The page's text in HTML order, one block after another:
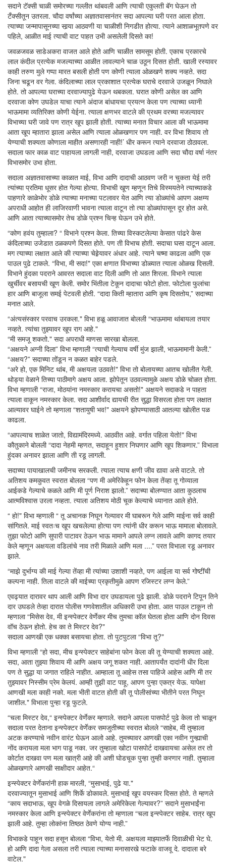
सदाने टॅक्सी चाळी समोरच्या गल्लीत थांबवली आणि त्याची एकुलती बॅग घेऊन तो
टँक्सीतून उतरला. चौदा वर्षांच्या अज्ञातवासानंतर सदा आपल्या घरी परत आला होता.
त्याच्या जन्मापासूनच्या सार्‍या आठवणी या चाळीशी निगडीत होत्या. त्याने आशाळभूतपणे वर
पहिले, आळीत माई त्याची वाट पाहत उभी असलेली दिसते का!
जवळजवळ साडेअकरा वाजत आले होते आणि चाळीत सामसूम होती. एकाच प्रकारचे
लाल कंदील प्रत्येक मजल्याच्या आळीत लावल्याने चाळ उठून दिसत होती. खाली रस्यावर
काही तरुण मुले गप्पा मारत बसली होती पण कोणी त्याला ओळखणे शक्य नव्हते. सदा
जिना चढून वर गेला. कंदिलाच्या लाल प्रकाशात प्रत्येक घराचे दरवाजे उजळून निघाले
होते. तो आपल्या घराच्या दरवाज्यापुढे येऊन थबकला. घरात कोणी असेल का आणि
दरवाजा कोण उघडेल याचा त्याने अंदाज बांधायचा प्रयत्न केला पण त्याच्या ध्यानी
भाऊमामा व्यतिरिक्त कोणी येईना. त्याला क्षणभर वाटले की प्रथम वरच्या मजल्यावर
विभाच्या घरी जावे पण रात्र खूप झाली होती. त्याच्या मनात विचार आला की भाऊमामा
आता खूप म्हातारा झाला असेल आणि त्याला ओळखणार पण नाही. वर विभा शिवाय तो
येण्याची शक्यता कोणाला माहीत असणारही नाही!’ धीर करून त्याने दरवाजा ठोठावला.
सदाला फार काळ वाट पाहायला लागली नाही, दरवाजा उघडला आणि सदा चौदा वर्षा नंतर
विभासमोर उभा होता.
सदाला अज्ञातवासाच्या काळात माई, विभा आणि दादाची आठवण जरी न चुकता येई तरी
त्यांच्या प्रतिमा धूसर होत गेल्या होत्या. विभाची खूण म्हणून तिचे विस्मयतेने त्याच्याकडे
पाहणारे काळेभोर डोळे त्याच्या मनाच्या पटलावर येत आणि त्या डोळ्यांचे आपण अक्षम्य
अपराधी आहोत ही लाजिरवाणी भावना त्याला वाटून तो त्या डोळ्यांपासून दूर होत असे.
आणि आता त्याच्यासमोर तेच डोळे प्रश्न चिन्ह घेऊन उभे होते.
“कोण हवंय तुम्हाला? “ विभाने प्रश्न केला. तिच्या विस्कटलेल्या केसात पांढरे केस
कंदिलाच्या उजेडात ठळकपणे दिसत होते. पण ती विभाच होती. सदाचा घसा दाटून आला.
मग त्याच्या लक्षात आले की त्याच्या चेहेर्‍यावर अंधार आहे. त्याने चष्मा काढला आणि एक
पाउल पुढे टाकले. “विभा, मी सदा!" एका क्षणात विभाच्या डोळ्यात त्याला ओळख दिसली.
विभाने हुंदका पदराने आवरत सदाला वाट दिली आणि तो आत शिरला. विभाने त्याला
खुर्चीवर बसायची खूण केली. समोर भिंतीला टेकून दादाचा फोटो होता. फोटोला फुलांचा
हार आणि बाजूला समई पेटवली होती. “दादा किती म्हातारा आणि कृष दिसतोय,” सदाच्या
मनात आले.
“अंत्यसंस्कार परवाच उरकला." विभा हळू आवाजात बोलली “भाऊमामा थांबायला तयार
नव्हते. त्यांचा तुझ्यावर खूप राग आहे."
“मी समजू शकतो." सदा अपराधी माणसा सारखा बोलला.
“अक्षयने अग्नी दिला” विभा म्हणाली “त्याची गेल्याच वर्षी मुंज झाली, भाऊमामानी केली.”
“अक्षय?” सदाच्या तोंडून न कळत बाहेर पडले.
“अरे हो, एक मिनिट थांब, मी अक्षयला उठवते!" विभा तो बोलायच्या आतच खोलीत गेली.
थोड्या वेळाने तिच्या पाठीमागे अक्षय आला. झोपेतून उठवल्यामुळे अक्षय डोळे चोळत होता.
विभा म्हणाली “राजा, मोठयांना नमस्कार करायचा असतो!" अक्षयने सदाकडे न पाहता
त्याला वाकून नमस्कार केला. सदा आशीर्वाद द्यायची रीत सुद्धा विसरला होता पण लक्षात
आल्यावर घाईने तो म्हणाला “शतायुषी भव!" अक्षयने झोपण्यासाठी आतल्या खोलीत पळ
काढला.
“आपल्याच शाळेत जातो, विद्यामंदिरमध्ये. आठवीत आहे. वर्गात पहिला येतो!" विभा
कौतुकाने बोलली “दादा नेहमी म्हणत, सदाहून हुशार निघणार आणि खूप शिकणार.” विभाला
हुंदका अनावर झाला आणि ती रडू लागली.
सदाच्या पायाखालची जमीनच सरकली. त्याला त्याच क्षणी जीव द्यावा असे वाटले. तो
अतिशय कमकुवत स्वरात बोलला “पण मी अमेरिकेहून फोन केला तेंव्हा तू गोव्याला
आईकडे गेल्याचे कळले आणि मी पूर्ण निराश झालो.” सदाच्या बोलण्यात आता कुठलाच
आत्मविश्वास उरला नव्हता. त्याला अतिशय मोठी चूक केल्याचे ध्यानात आले होते.
“ हो!" विभा म्हणाली “ तू अचानक निघून गेल्यावर मी घाबरून गेले आणि माईना सर्व काही
सांगितले. माई स्वतःच खूप खचलेल्या होत्या पण त्यांनी धीर करून भाऊ मामाला बोलावले.
तुझा फोटो आणि सुपारी पाटावर ठेऊन भाऊ मामाने आपले लग्न लावले आणि कागद तयार
केले म्हणून अक्षयला वडिलांचे नाव तरी मिळाले आणि मला ....” परत विभाला रडू अनावर
झाले.
“माझे दुर्भाग्य की माई गेल्या तेंव्हा मी त्यांच्या उशाशी नव्हते, पण आईला या सर्व गोष्टींची
कल्पना नाही. तिला वाटले की माईच्या प्रकृतीमुळे आपण रजिस्टर लग्न केले.”
एवढ्यात दारावर थाप आली आणि विभा दार उघडायला पुढे झाली. डोळे पदराने टिपून तिने
दार उघडले तेव्हा दारात पोलीस गणवेशातील अधिकारी उभा होता. आत पाउल टाकून तो
म्हणाला “मिसेस देव, मी इन्स्पेक्टर वेर्णेकर मीच तुमचा कॉल घेतला होता आणि दोन दिवस
वॉच ठेऊन होतो. हेच का ते मिस्टर देव?"
सदाला आणखी एक धक्का बसायचा होता. तो पुटपुटला “विभा तू?"
विभा म्हणाली “हो सदा, मीच इन्स्पेक्टर साहेबांना फोन केला की तू येण्याची शक्यता आहे.
सदा, आता तुझ्या शिवाय मी आणि अक्षय जगू शकत नाही. आतापर्यंत दादांनी धीर दिला
पण ते सुद्धा या जगात राहिले नाहीत. आम्हाला तू आहेस तसा पाहिजे आहेस आणि मी तर
तुझ्यावर निस्सीम प्रेम केलयं. आम्ही तुझी वाट पाहू, आपण पुन्हा एकत्र येऊ. यापेक्षा
आणखी मला काही नको. मला भीती वाटत होती की तू पोलीसांच्या भीतीने परत निघून
जाशील." विभाला पुन्हा रडू फुटले.
“चला मिस्टर देव,“ इन्स्पेक्टर वेर्णेकर म्हणाले. सदाने आपला पासपोर्ट पुढे केला तो चाळून
सदाला परत देताना इन्स्पेक्टर वेर्णेकर समजुतीच्या स्वरात बोलले “साहेब, मी तुम्हाला
अटक करण्याचे नवीन वारंट घेऊन आलो आहे. तुमच्यावर आणखी एका नवीन गुन्ह्याची
नोंद करायला मला भाग पाडू नका. जर तुम्हाला खोटा पासपोर्ट दाखवायचा असेल तर तो
कोर्टात दाखवा पण मला खात्री आहे की अशी घोडचूक पुन्हा तुम्ही करणार नाही. तुम्हाला
ओळखणारे आणखी साक्षीदार आहेत.“
इन्स्पेक्टर वेर्णेकरांनी हाक मारली, “मुसाभाई, पुढे या."
दरवाज्यातून मुसाभाई आणि शिर्के डोकावले. मुसाभाई खूप वयस्कर दिसत होते. ते म्हणले
“काय सदाभाऊ, खूप वेगळे दिसायला लागले अमेरिकेला गेल्यावर?” सदाने मुसाभाईंना
नमस्कार केला आणि इन्स्पेक्टर वेर्णेकरांना तो म्हणाला “चला इन्स्पेक्टर साहेब. रात्र खूप
झाली आहे. तुम्हा लोकांना तिष्ठत ठेवणे योग्य नाही.”
विभाकडे पाहून सदा हसून बोलला “विभा, येतो मी. अक्षयला माझ्यातर्फे दिवाळीची भेट घे.
हो आणि दादा गेला असला तरी त्याला त्याच्या मनासारखे फटाके वाजवू दे. दादाला बरे
वाटेल."